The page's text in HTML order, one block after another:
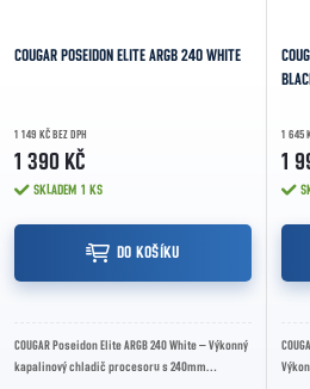
COUGAR POSEIDON ELITE ARGB 240 WHITE
1 149 KČ BEZ DPH
1 390 KČ
SKLADEM 1 KS
DO KOŠÍKU
COUGAR Poseidon Elite ARGB 240 White – Výkonný
kapalinový chladič procesoru s 240mm
1 645
1